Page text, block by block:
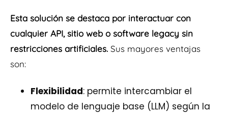
Esta solución se destaca por interactuar con
cualquier API, sitio web o software legacy sin
restricciones artificiales. Sus mayores ventajas
son:
Flexibilidad: permite intercambiar el
modelo de lenguaje base (LLM) según la